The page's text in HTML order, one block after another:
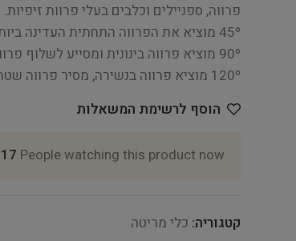
פרווה, ספניילים וכלבים בעלי פרוות זיפיות.
45º מוציא את הפרווה התחתית העדינה ביותר לעומק הקרובה ביותר לעור.
90º מוציא פרווה בינונית ומסייע לשלוף פרווה קשה.
120º מוציא פרווה בנשירה, מסיר פרווה שטחית וכיסוי שיער.
הוסף לרשימת המשאלות
17 People watching this product now!
קטגוריה: כלי מריטה